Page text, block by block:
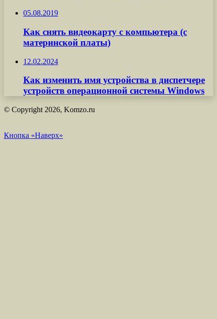
05.08.2019
Как снять видеокарту с компьютера (с
материнской платы)
12.02.2024
Как изменить имя устройства в диспетчере
устройств операционной системы Windows
© Copyright 2026, Komzo.ru
Кнопка «Наверх»